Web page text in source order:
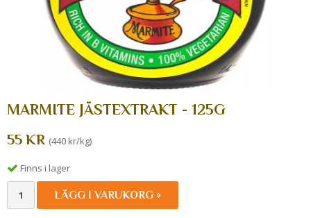
MARMITE JÄSTEXTRAKT - 125G
55 KR (440 kr/kg)
Finns i lager
LÄGG I VARUKORG »